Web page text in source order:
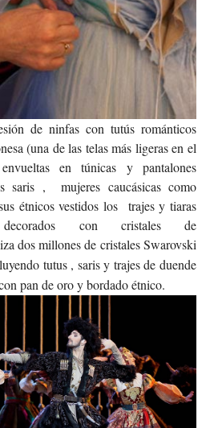
de ninfas con tutús románticos
(una de las telas más ligeras en el
en túnicas y pantalones
saris , mujeres caucásicas como
étnicos vestidos los trajes y tiaras
con cristales de
dos millones de cristales Swarovski
tutus , saris y trajes de duende
pan de oro y bordado étnico.